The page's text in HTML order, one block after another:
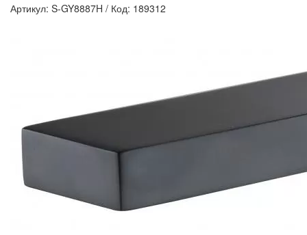
Артикул: S-GY8887H / Код: 189312